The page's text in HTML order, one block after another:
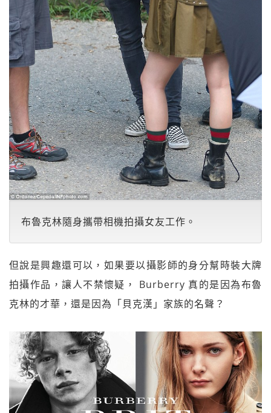
布魯克林隨身攜帶相機拍攝女友工作。
但說是興趣還可以，如果要以攝影師的身分幫時裝大牌
拍攝作品，讓人不禁懷疑， Burberry 真的是因為布魯
克林的才華，還是因為「貝克漢」家族的名聲？